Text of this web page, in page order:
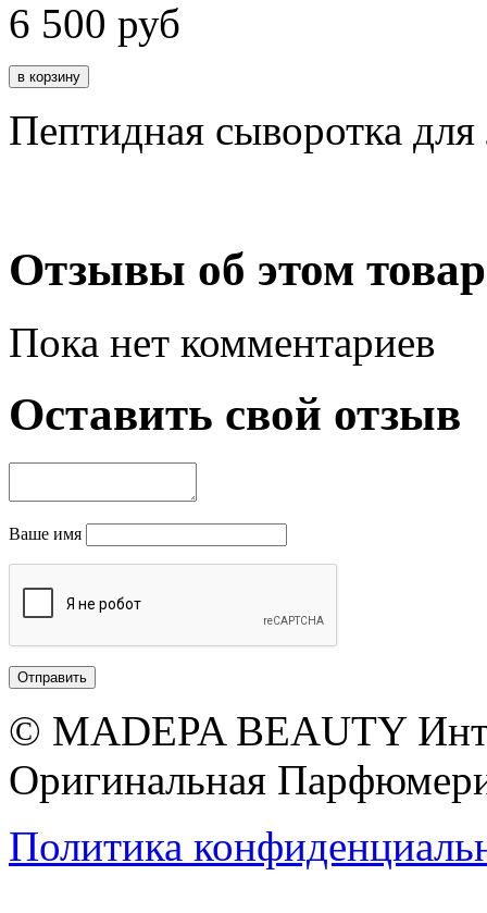
6 500 руб
Пептидная сыворотка
Отзывы об этом
Пока нет комментариев
Оставить свой отзыв
Ваше имя
© MADEPA BEAUTY
Оригинальная
Политика